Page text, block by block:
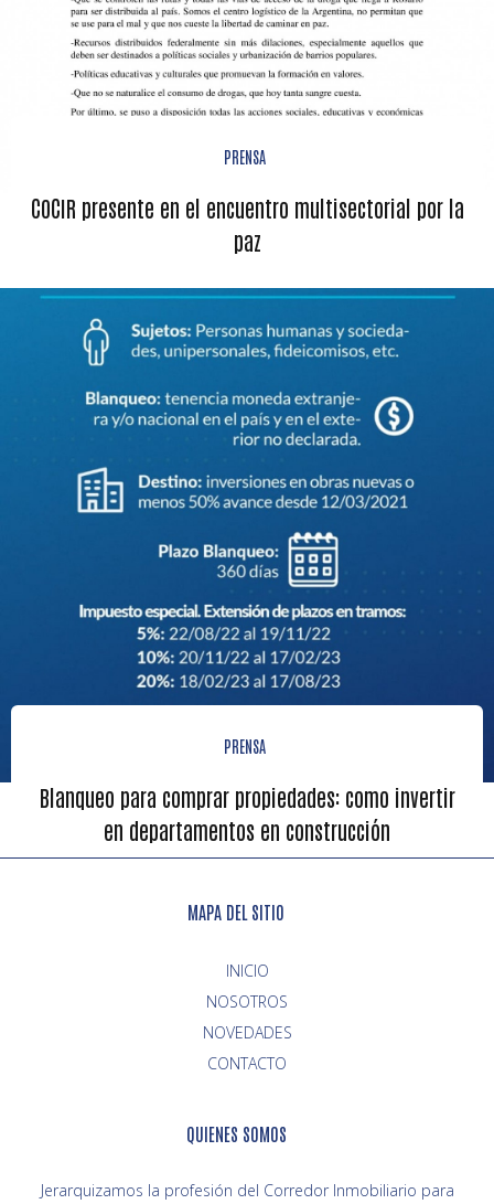
PRENSA
COCIR presente en el encuentro multisectorial por la
paz
PRENSA
Blanqueo para comprar propiedades: como invertir
en departamentos en construcción
MAPA DEL SITIO
INICIO
NOVEDADES
CONTACTO
QUIENES SOMOS
Jerarquizamos la profesión del Corredor Inmobiliario para